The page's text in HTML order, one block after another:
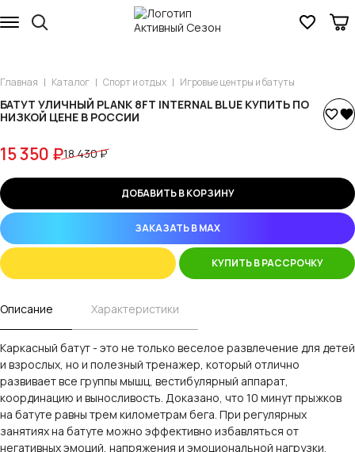
Главная Каталог Спорт и отдых Игровые центры и батуты
БАТУТ УЛИЧНЫЙ PLANK 8FT INTERNAL BLUE КУПИТЬ ПО
НИЗКОЙ ЦЕНЕ В РОССИИ
15 350 ₽18 430 ₽
ДОБАВИТЬ В КОРЗИНУ
ЗАКАЗАТЬ В MAX
КУПИТЬ В РАССРОЧКУ
Описание Характеристики
Каркасный батут - это не только веселое развлечение для детей
и взрослых, но и полезный тренажер, который отлично
развивает все группы мышц, вестибулярный аппарат,
координацию и выносливость. Доказано, что 10 минут прыжков
на батуте равны трем километрам бега. При регулярных
занятиях на батуте можно эффективно избавляться от
негативных эмоций, напряжения и эмоциональной нагрузки,